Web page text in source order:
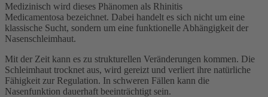
Medizinisch wird dieses Phänomen als Rhinitis
Medicamentosa bezeichnet. Dabei handelt es sich nicht um eine
klassische Sucht, sondern um eine funktionelle Abhängigkeit der
Nasenschleimhaut.
Mit der Zeit kann es zu strukturellen Veränderungen kommen. Die
Schleimhaut trocknet aus, wird gereizt und verliert ihre natürliche
Fähigkeit zur Regulation. In schweren Fällen kann die
Nasenfunktion dauerhaft beeinträchtigt sein.